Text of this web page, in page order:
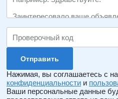
Нажимая, вы соглашаетесь с
конфиденциальности и
Ваши персональные данные